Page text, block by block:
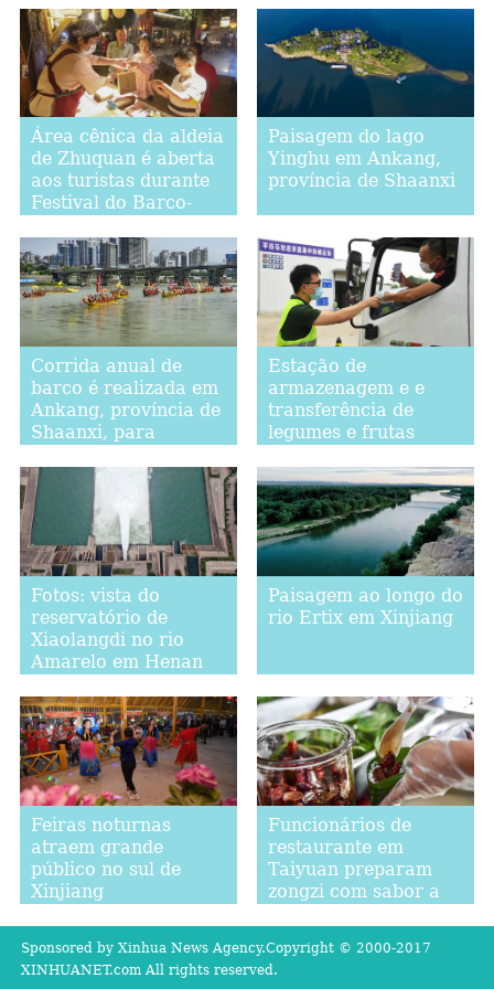
Área cênica da aldeia
de Zhuquan é aberta
aos turistas durante
Festival do Barco-
China
Paisagem do lago
Yinghu em Ankang,
província de Shaanxi
Corrida anual de
barco é realizada em
Ankang, província de
Shaanxi, para
do Braco-Dragão
Estação de
armazenagem e e
transferência de
legumes e frutas
em Beijing
Fotos: vista do
reservatório de
Xiaolangdi no rio
Amarelo em Henan
Paisagem ao longo do
rio Ertix em Xinjiang
Feiras noturnas
atraem grande
público no sul de
Xinjiang
Funcionários de
restaurante em
Taiyuan preparam
zongzi com sabor a
Sponsored by Xinhua News Agency.Copyright © 2000-2017
XINHUANET.com All rights reserved.